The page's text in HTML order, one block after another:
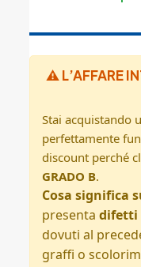
⚠️ L’AFFARE
Stai acquistando
perfettamente
discount perché
GRADO B.
Cosa significa
presenta difetti
dovuti al
graffi o